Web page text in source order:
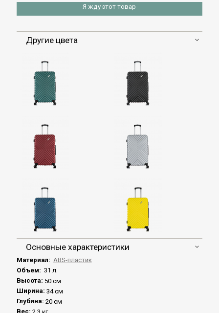
Я жду этот товар
Другие цвета
Основные характеристики
Материал: ABS-пластик
Объем: 31 л.
Высота: 50 см
Ширина: 34 см
Глубина: 20 см
Вес: